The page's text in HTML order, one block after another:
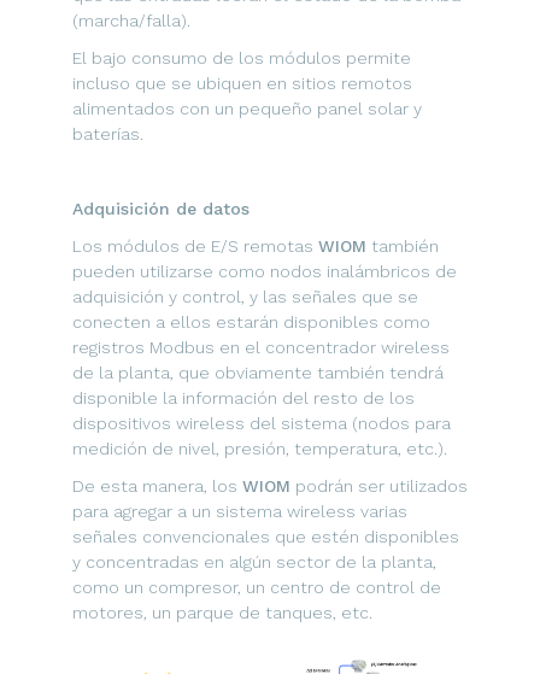
(marcha/falla).
El bajo consumo de los módulos permite
incluso que se ubiquen en sitios remotos
alimentados con un pequeño panel solar y
baterías.
Adquisición de datos
Los módulos de E/S remotas WIOM también
pueden utilizarse como nodos inalámbricos de
adquisición y control, y las señales que se
conecten a ellos estarán disponibles como
registros Modbus en el concentrador wireless
de la planta, que obviamente también tendrá
disponible la información del resto de los
dispositivos wireless del sistema (nodos para
medición de nivel, presión, temperatura, etc.).
De esta manera, los WIOM podrán ser utilizados
para agregar a un sistema wireless varias
señales convencionales que estén disponibles
y concentradas en algún sector de la planta,
como un compresor, un centro de control de
motores, un parque de tanques, etc.